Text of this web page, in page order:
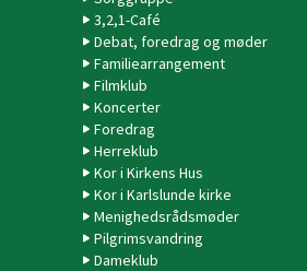
3,2,1-Café
Debat, foredrag og møder
Familiearrangement
Filmklub
Koncerter
Foredrag
Herreklub
Kor i Kirkens Hus
Kor i Karlslunde kirke
Menighedsrådsmøder
Pilgrimsvandring
Dameklub